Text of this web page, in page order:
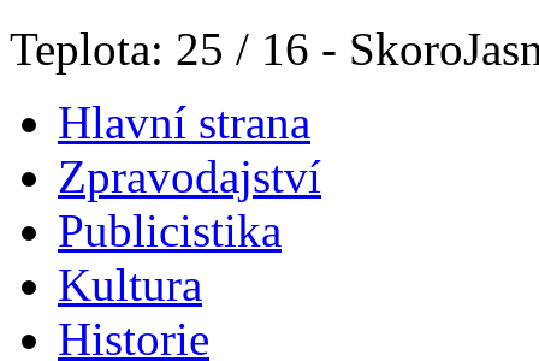
Teplota: 25 / 16 -
Hlavní strana
Zpravodajství
Publicistika
Kultura
Historie